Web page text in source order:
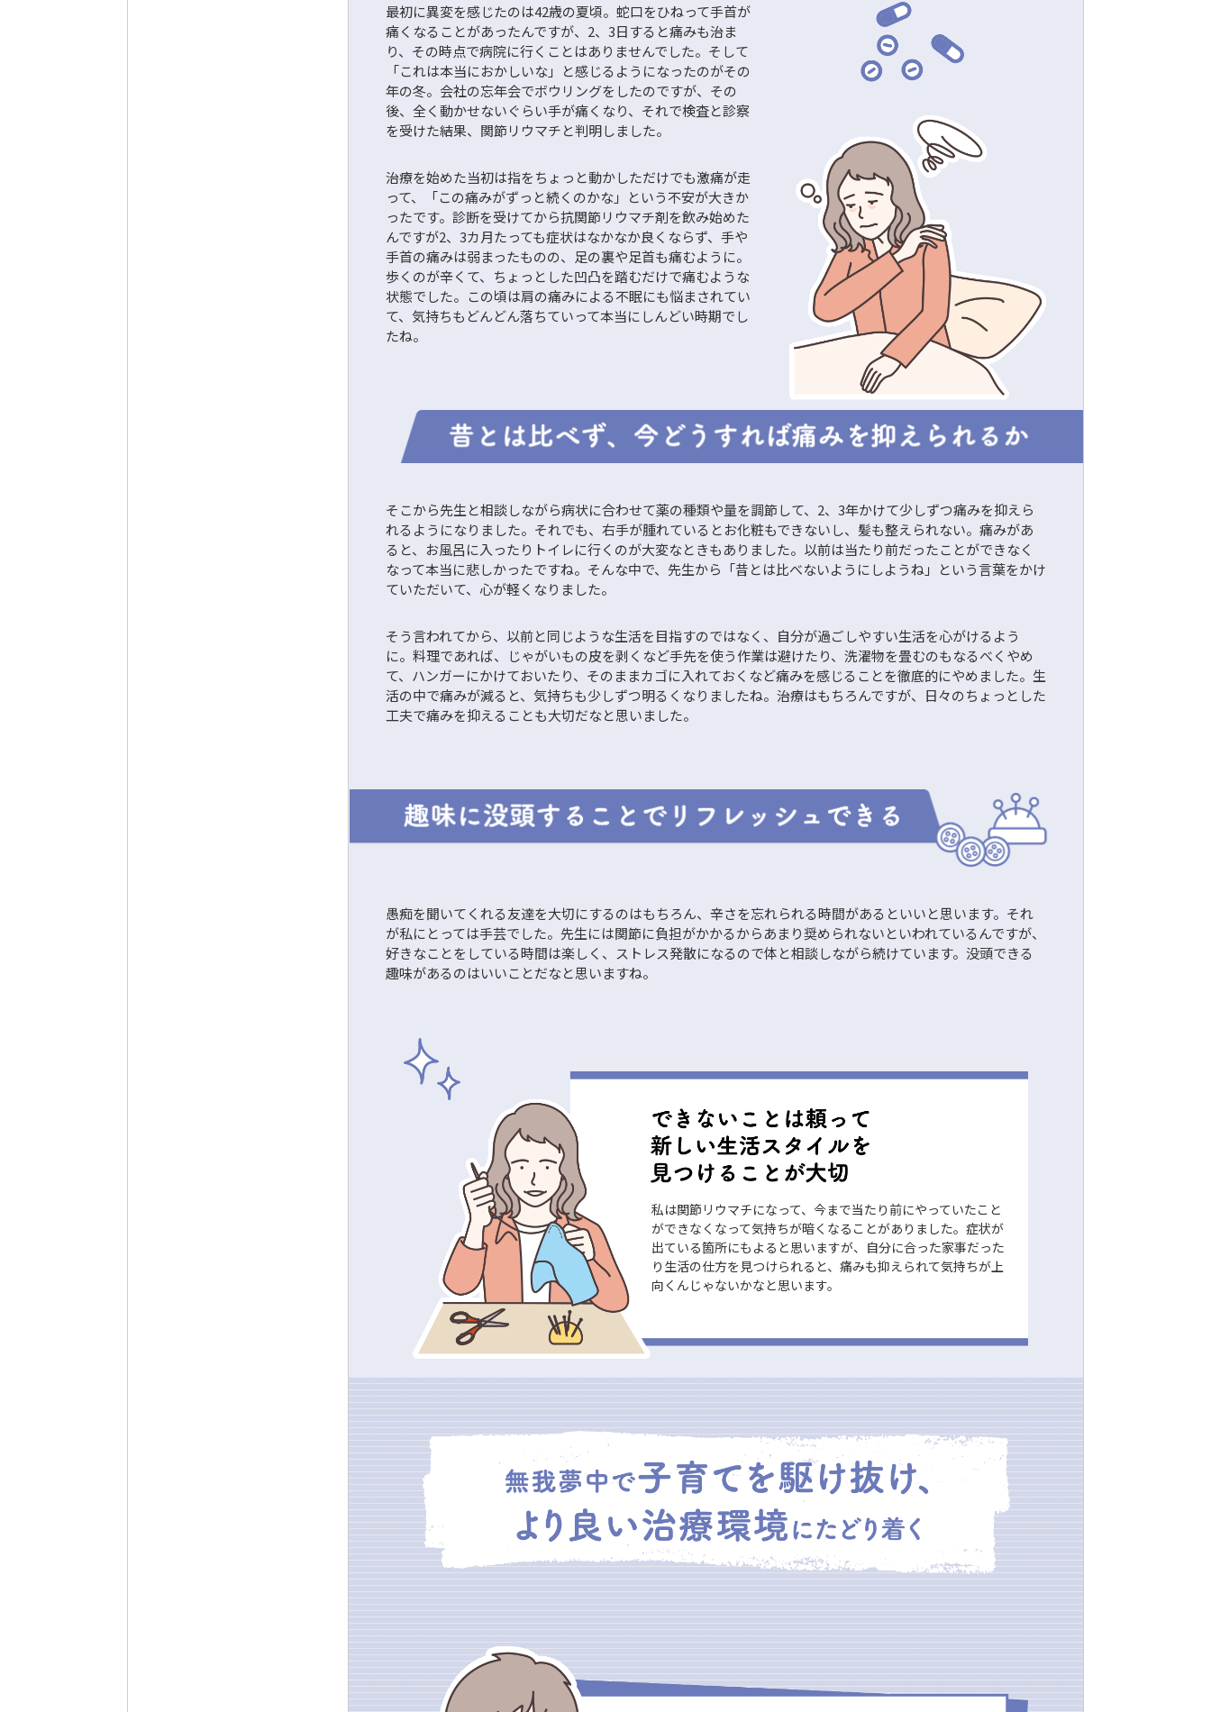
最初に異変を感じたのは42歳の夏頃。蛇口をひねって手首が
痛くなることがあったんですが、2、3日すると痛みも治ま
り、その時点で病院に行くことはありませんでした。そして
「これは本当におかしいな」と感じるようになったのがその
年の冬。会社の忘年会でボウリングをしたのですが、その
後、全く動かせないぐらい手が痛くなり、それで検査と診察
を受けた結果、関節リウマチと判明しました。
治療を始めた当初は指をちょっと動かしただけでも激痛が走
って、「この痛みがずっと続くのかな」という不安が大きか
ったです。診断を受けてから抗関節リウマチ剤を飲み始めた
んですが2、3カ月たっても症状はなかなか良くならず、手や
手首の痛みは弱まったものの、足の裏や足首も痛むように。
歩くのが辛くて、ちょっとした凹凸を踏むだけで痛むような
状態でした。この頃は肩の痛みによる不眠にも悩まされてい
て、気持ちもどんどん落ちていって本当にしんどい時期でし
たね。
そこから先生と相談しながら病状に合わせて薬の種類や量を調節して、2、3年かけて少しずつ痛みを抑えら
れるようになりました。それでも、右手が腫れているとお化粧もできないし、髪も整えられない。痛みがあ
ると、お風呂に入ったりトイレに行くのが大変なときもありました。以前は当たり前だったことができなく
なって本当に悲しかったですね。そんな中で、先生から「昔とは比べないようにしようね」という言葉をかけ
ていただいて、心が軽くなりました。
そう言われてから、以前と同じような生活を目指すのではなく、自分が過ごしやすい生活を心がけるよう
に。料理であれば、じゃがいもの皮を剥くなど手先を使う作業は避けたり、洗濯物を畳むのもなるべくやめ
て、ハンガーにかけておいたり、そのままカゴに入れておくなど痛みを感じることを徹底的にやめました。生
活の中で痛みが減ると、気持ちも少しずつ明るくなりましたね。治療はもちろんですが、日々のちょっとした
工夫で痛みを抑えることも大切だなと思いました。
愚痴を聞いてくれる友達を大切にするのはもちろん、辛さを忘れられる時間があるといいと思います。それ
が私にとっては手芸でした。先生には関節に負担がかかるからあまり奨められないといわれているんですが、
好きなことをしている時間は楽しく、ストレス発散になるので体と相談しながら続けています。没頭できる
趣味があるのはいいことだなと思いますね。
私は関節リウマチになって、今まで当たり前にやっていたこと
ができなくなって気持ちが暗くなることがありました。症状が
出ている箇所にもよると思いますが、自分に合った家事だった
り生活の仕方を見つけられると、痛みも抑えられて気持ちが上
向くんじゃないかなと思います。